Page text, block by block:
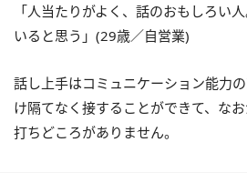
「人当たりがよく、話のおもしろい
いると思う」(29歳／自営業)
話し上手はコミュニケーション能力
け隔てなく接することができて、な
打ちどころがありません。